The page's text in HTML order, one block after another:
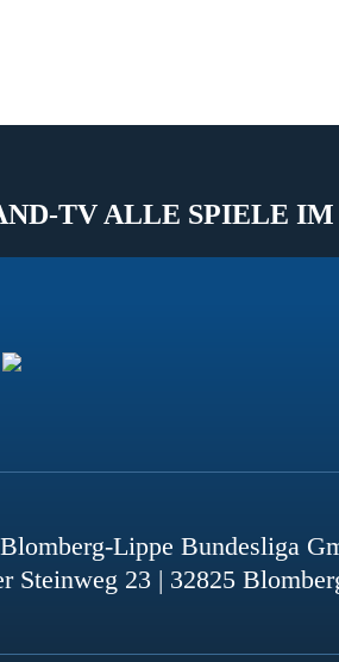
TV ALLE SPIELE
Lippe Bundesliga
Steinweg 23 | 32825